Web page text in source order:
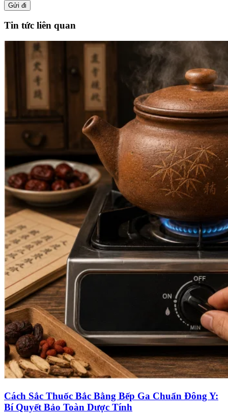
Tin tức liên quan
Cách Sắc Thuốc Bắc Bằng Bếp Ga Chuẩn Đông Y:
Bí Quyết Bảo Toàn Dược Tính